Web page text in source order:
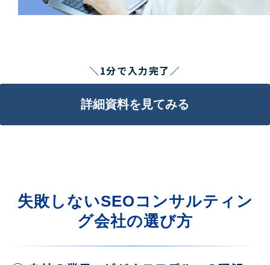
＼1分で入力完了／
詳細資料を見てみる
失敗しないSEOコンサルティン
グ会社の選び方